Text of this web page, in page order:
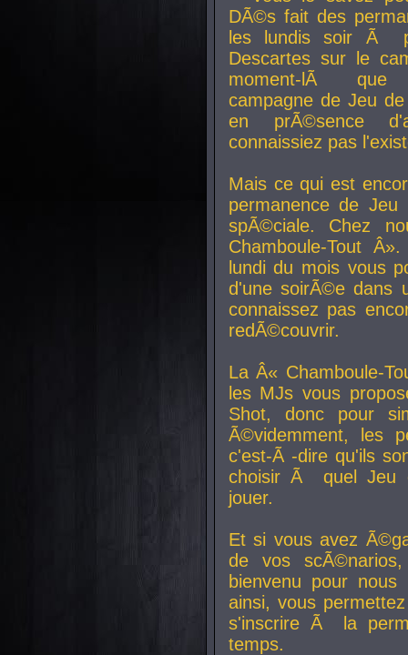
DÃ©s fait des
les lundis soir Ã
Descartes sur le
moment-lÃ que
campagne de Jeu
en prÃ©sence
connaissiez pas
Mais ce qui est
permanence de
spÃ©ciale. Chez
Chamboule-Tout
lundi du mois vous
d'une soirÃ©e dans
connaissez pas
redÃ©couvrir.
La Â« Chamboule-
les MJs vous
Shot, donc pour
Ã©videmment, les
c'est-Ã -dire qu'ils
choisir Ã quel Jeu
jouer.
Et si vous avez
de vos
bienvenu pour
ainsi, vous
s'inscrire Ã la
temps.